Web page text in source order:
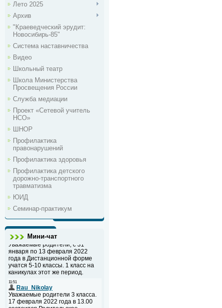
Лето 2025
Архив
"Краеведческий эрудит:
Новосибирь-85"
Система наставничества
Видео
Школьный театр
Школа Министерства
Просвещения России
Служба медиации
Проект «Сетевой учитель
НСО»
ШНОР
Профилактика
правонарушений
Профилактика здоровья
Профилактика детского
дорожно-транспортного
травматизма
ЮИД
Семинар-практикум
Мини-чат